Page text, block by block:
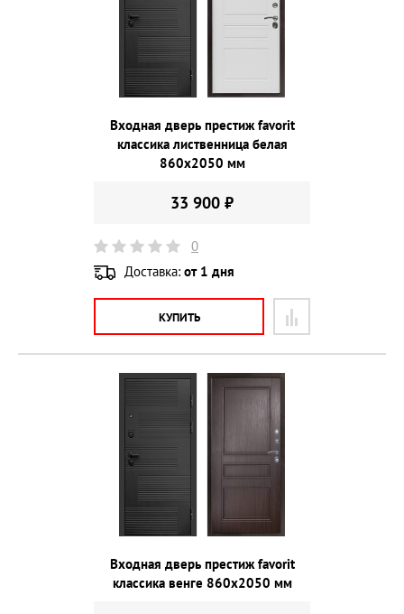
Входная дверь престиж favorit
классика лиственница белая
860х2050 мм
33 900 ₽
0
Доставка: от 1 дня
КУПИТЬ
Входная дверь престиж favorit
классика венге 860х2050 мм